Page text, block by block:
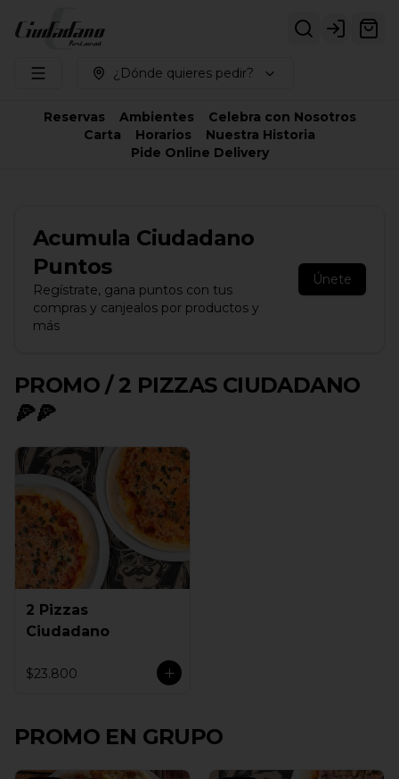
Login
¿Dónde quieres pedir?
Reservas Ambientes
Celebra con Nosotros
Carta
Horarios
Nuestra Historia
Pide Online Delivery
Acumula Ciudadano
Puntos
Regístrate, gana puntos con tus
compras y canjealos por productos y
más
Únete
PROMO / 2 PIZZAS CIUDADANO
🍕🍕
2 Pizzas
Ciudadano
$23.800
PROMO EN GRUPO